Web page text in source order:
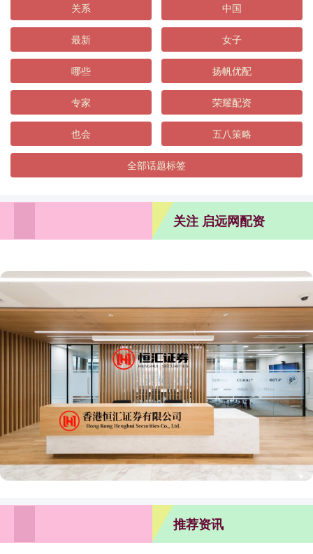
关系 中国
最新 女子
哪些 扬帆优配
专家 荣耀配资
也会 五八策略
全部话题标签
关注 启远网配资
推荐资讯